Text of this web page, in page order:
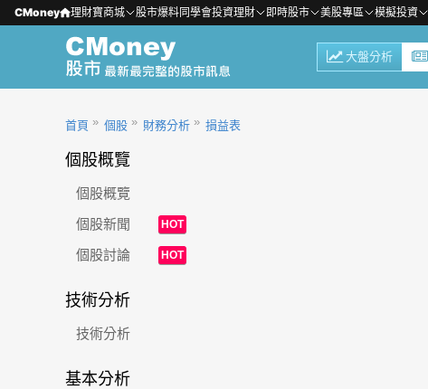
CMoney 理財寶商城 股市爆料同學會投資理財 即時股市 美股專區 模擬投資
大盤分析
首頁 個股 財務分析 損益表
個股概覽
個股概覽
個股新聞
HOT
個股討論 HOT
技術分析
技術分析
基本分析